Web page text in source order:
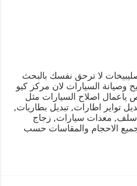
لا ترحق نفسك بالبحث
السيارات لان مركز كيو
اصلاح السيارات مثل
تواير اطارات, تبديل بطاريات,
سلف, معدات سيارات, زجاج
الاحجام والمقاسات حسب